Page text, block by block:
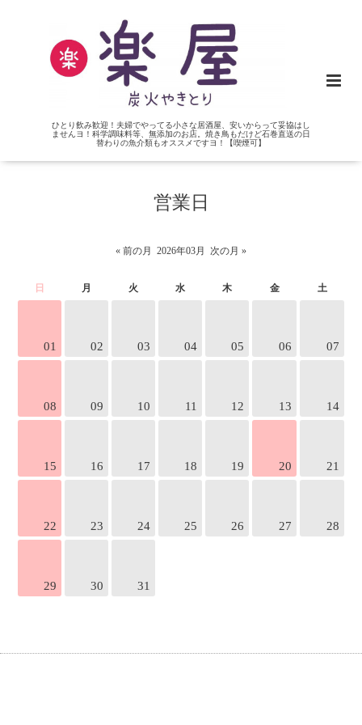
ひとり飲み歓迎！夫婦でやってる小さな居酒屋、安いからって妥協はし
ませんヨ！科学調味料等、無添加のお店。焼き鳥もだけど石巻直送の日
替わりの魚介類もオススメですヨ！【喫煙可】
営業日
« 前の月 2026年03月 次の月 »
日 月 火 水 木 金 土
01 02 03 04 05 06 07
08 09 10 11 12 13 14
15 16 17 18 19 20 21
22 23 24 25 26 27 28
29 30 31